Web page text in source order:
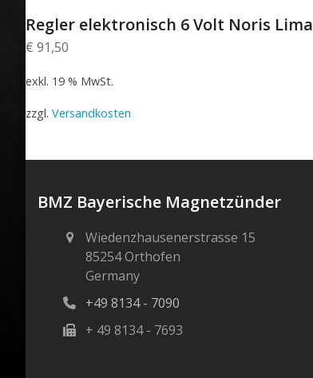
Regler elektronisch 6 Volt Noris Lima
€ 91,50
exkl. 19 % MwSt.
zzgl. Versandkosten
BMZ Bayerische Magnetzünder
Wiedenzhausenerstrasse 15
85254 Orthofen
Germany
+49 8134 - 7090
+ 49 8134 - 7693